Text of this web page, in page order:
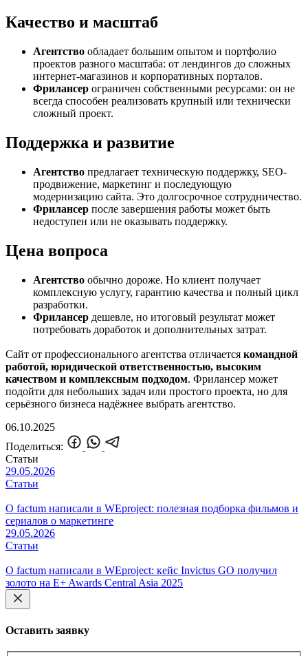
Качество и масштаб
Агентство обладает большим опытом и портфолио
проектов разного масштаба: от лендингов до сложных
интернет-магазинов и корпоративных порталов.
Фрилансер ограничен собственными ресурсами: он не
всегда способен реализовать крупный или технически
сложный проект.
Поддержка и развитие
Агентство предлагает техническую поддержку, SEO-
продвижение, маркетинг и последующую
модернизацию сайта. Это долгосрочное сотрудничество.
Фрилансер после завершения работы может быть
недоступен или не оказывать поддержку.
Цена вопроса
Агентство обычно дороже. Но клиент получает
комплексную услугу, гарантию качества и полный цикл
разработки.
Фрилансер дешевле, но итоговый результат может
потребовать доработок и дополнительных затрат.
Сайт от профессионального агентства отличается командной
работой, юридической ответственностью, высоким
качеством и комплексным подходом. Фрилансер может
подойти для небольших задач или простого проекта, но для
серьёзного бизнеса надёжнее выбрать агентство.
06.10.2025
Поделиться:
Статьи
29.05.2026
Статьи
О factum написали в WEproject: полезная подборка фильмов и
сериалов о маркетинге
29.05.2026
Статьи
О factum написали в WEproject: кейс Invictus GO получил
золото на E+ Awards Central Asia 2025
Оставить заявку